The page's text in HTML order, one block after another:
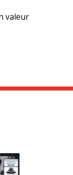
valeur